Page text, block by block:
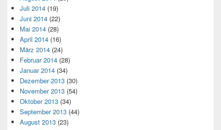
Juli 2014 (19)
Juni 2014 (22)
Mai 2014 (28)
April 2014 (16)
März 2014 (24)
Februar 2014 (28)
Januar 2014 (34)
Dezember 2013 (30)
November 2013 (54)
Oktober 2013 (34)
September 2013 (44)
August 2013 (23)